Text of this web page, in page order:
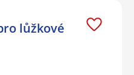
lůžkové